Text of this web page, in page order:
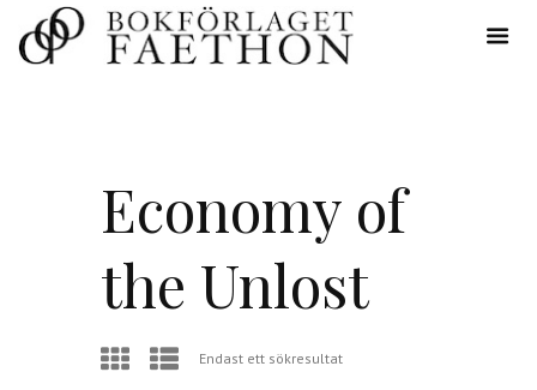
Economy of
the Unlost
Endast ett sökresultat